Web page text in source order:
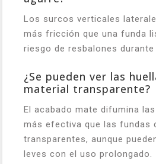
Los surcos verticales
más fricción que una funda
riesgo de resbalones
¿Se pueden ver las
material transparente?
El acabado mate difumina
más efectiva que las fundas
transparentes, aunque
leves con el uso prolongado.